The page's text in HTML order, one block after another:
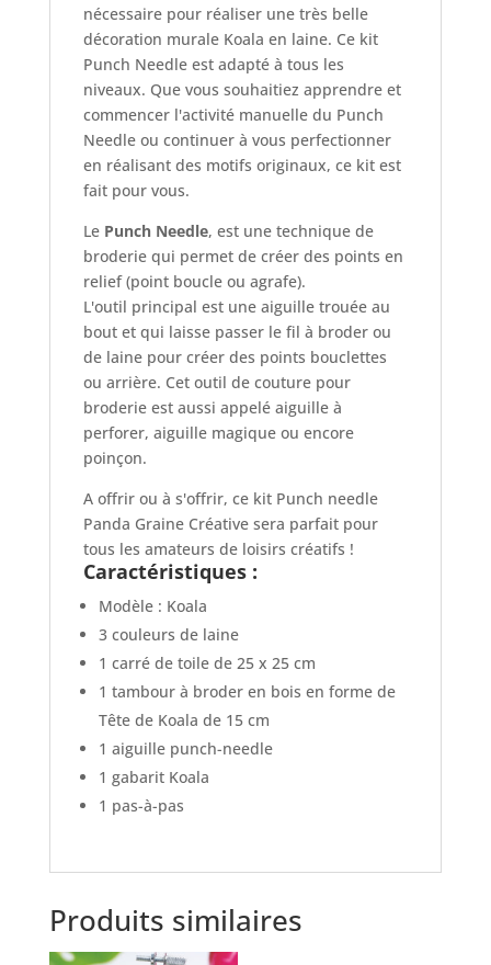
nécessaire pour réaliser une très belle
décoration murale Koala en laine. Ce kit
Punch Needle est adapté à tous les
niveaux. Que vous souhaitiez apprendre et
commencer l'activité manuelle du Punch
Needle ou continuer à vous perfectionner
en réalisant des motifs originaux, ce kit est
fait pour vous.
Le Punch Needle, est une technique de
broderie qui permet de créer des points en
relief (point boucle ou agrafe).
L'outil principal est une aiguille trouée au
bout et qui laisse passer le fil à broder ou
de laine pour créer des points bouclettes
ou arrière. Cet outil de couture pour
broderie est aussi appelé aiguille à
perforer, aiguille magique ou encore
poinçon.
A offrir ou à s'offrir, ce kit Punch needle
Panda Graine Créative sera parfait pour
tous les amateurs de loisirs créatifs !
Caractéristiques :
Modèle : Koala
3 couleurs de laine
1 carré de toile de 25 x 25 cm
1 tambour à broder en bois en forme de
Tête de Koala de 15 cm
1 aiguille punch-needle
1 gabarit Koala
1 pas-à-pas
Produits similaires